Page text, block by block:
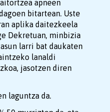
apneen
bitartean. Uste
aplika daitezkeela
Dekretuan, minbizia
larri bat daukaten
lanaldi
jasotzen diren
laguntza da.